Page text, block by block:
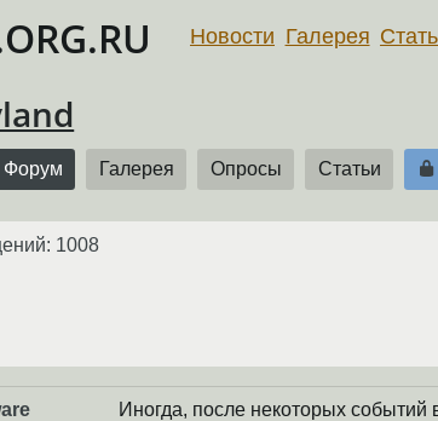
Новости Галерея
Форум Галерея Опросы Статьи
1008
Иногда, после некоторых событий